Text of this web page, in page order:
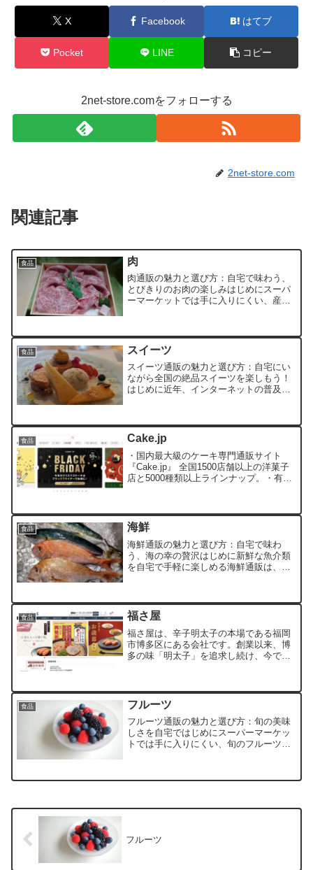
X Facebook はてブ
Pocket LINE コピー
2net-store.comをフォローする
2net-store.com
関連記事
食品 肉
肉通販の魅力と選び方：自宅で味わう、
とびきりのお肉の楽しみはじめにスーパ
ーマーケットでは手に入りにくい、産地
記事では、肉通販の魅力、選び方、そし
て肉を美味しく調理するた...
食品 スイーツ
スイーツ通販の魅力と選び方：自宅にい
ながら全国の絶品スイーツを楽しもう！
はじめに近年、インターネットの普及と
名パティシエや老舗和菓子店の絶品スイ
ーツを味わえるのは、スイ...
食品 Cake.jp
・国内最大級のケーキ専門通販サイト
『Cake.jp』 全国1500店舗以上の洋菓子
店と5000種類以上ラインナップ。・有名
も対応。・誕生日・結婚式・記念日など
様々なお祝...
食品 海鮮
海鮮通販の魅力と選び方：自宅で味わ
う、海の幸の贅沢はじめに新鮮な魚介類
を自宅で手軽に楽しめる海鮮通販は、近
いような、旬の魚介や珍しい品種の魚介
を、全国各地から取り寄せる...
食品 福さ屋
福さ屋は、辛子明太子の本場である福岡
市博多区にある会社です。創業以来、博
多の味「明太子」を追求し続け、今では
いただけるまでになりました。テレビ番
組のごはんのおともランキ...
食品 フルーツ
フルーツ通販の魅力と選び方：旬の美味
しさを自宅ではじめにスーパーマーケッ
トでは手に入りにくい、旬のフルーツや
高まる一方です。この記事では、フルー
フルーツ